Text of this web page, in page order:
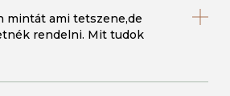
mintát ami tetszene,de
rendelni. Mit tudok